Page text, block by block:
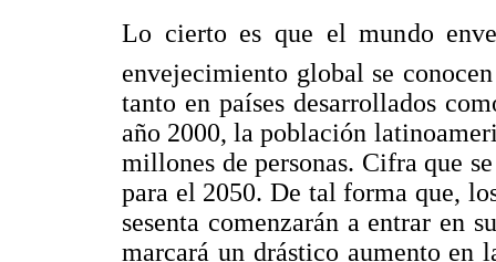
Lo cierto es que el mundo
envejecimiento global se
tanto en países desarrollados
año 2000, la población
millones de personas. Cifra que
para el 2050. De tal forma que,
sesenta comenzarán a entrar en
marcará un drástico aumento en